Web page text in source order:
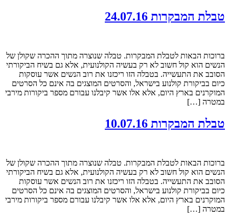
טבלת המבקרות 24.07.16
ברוכות הבאות לטבלת המבקרות. טבלה שנוצרה מתוך ההכרה שקולן של
הנשים הוא קול חשוב לא רק בעשיה הקולנועית, אלא גם בשיח הביקורתי
הסובב את התעשייה. בטבלה הזו ריכזנו את רוב הנשים אשר עוסקות
כיום בביקורת קולנוע בישראל, והסרטים המוצגים בה אינם כל הסרטים
המוקרנים בארץ היום, אלא אלו אשר קיבלנו עבורם מספר ביקורות מירבי
במטרה […]
טבלת המבקרות 10.07.16
ברוכות הבאות לטבלת המבקרות. טבלה שנוצרה מתוך ההכרה שקולן של
הנשים הוא קול חשוב לא רק בעשיה הקולנועית, אלא גם בשיח הביקורתי
הסובב את התעשייה. בטבלה הזו ריכזנו את רוב הנשים אשר עוסקות
כיום בביקורת קולנוע בישראל, והסרטים המוצגים בה אינם כל הסרטים
המוקרנים בארץ היום, אלא אלו אשר קיבלנו עבורם מספר ביקורות מירבי
במטרה […]